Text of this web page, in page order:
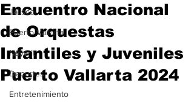
Jalisco
Puerto Vallarta
Nayarit
Deportes
Entretenimiento
Encuentro Nacional
de Orquestas
Infantiles y Juveniles
Puerto Vallarta 2024